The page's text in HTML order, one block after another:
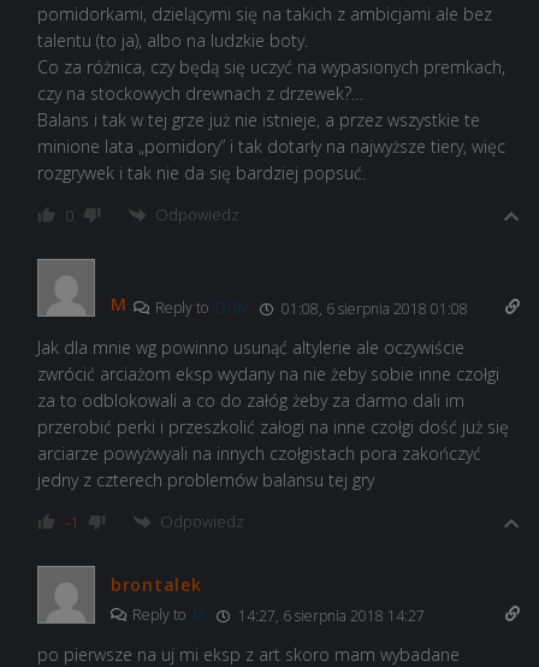
pomidorkami, dzielącymi się na takich z ambicjami ale bez
talentu (to ja), albo na ludzkie boty.
Co za różnica, czy będą się uczyć na wypasionych premkach,
czy na stockowych drewnach z drzewek?…
Balans i tak w tej grze już nie istnieje, a przez wszystkie te
minione lata „pomidory” i tak dotarły na najwyższe tiery, więc
rozgrywek i tak nie da się bardziej popsuć.
0 Odpowiedz
M Reply to DGN 01:08, 6 sierpnia 2018 01:08
Jak dla mnie wg powinno usunąć altylerie ale oczywiście
zwrócić arciażom eksp wydany na nie żeby sobie inne czołgi
za to odblokowali a co do załóg żeby za darmo dali im
przerobić perki i przeszkolić załogi na inne czołgi dość już się
arciarze powyżwyali na innych czołgistach pora zakończyć
jedny z czterech problemów balansu tej gry
-1 Odpowiedz
brontalek
Reply to M 14:27, 6 sierpnia 2018 14:27
po pierwsze na uj mi eksp z art skoro mam wybadane